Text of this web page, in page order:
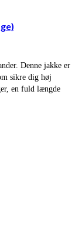
Denne jakke er
sikre dig høj
en fuld længde